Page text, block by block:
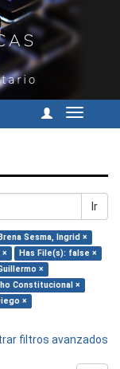
Cambiar
Ir
Sesma, Ingrid ×
Has File(s): false ×
×
Constitucional ×
×
filtros avanzados